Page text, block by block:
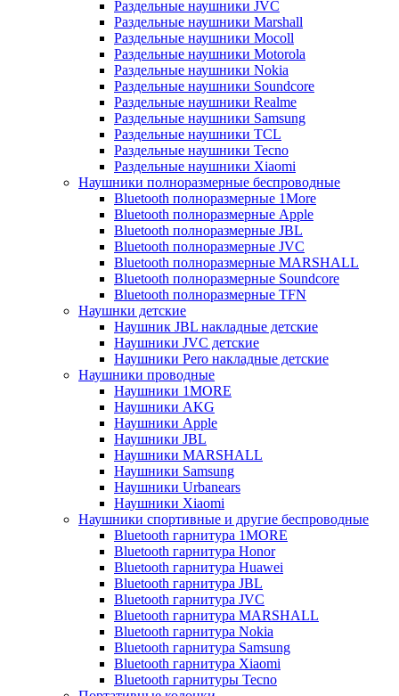
Раздельные наушники JVC
Раздельные наушники Marshall
Раздельные наушники Mocoll
Раздельные наушники Motorola
Раздельные наушники Nokia
Раздельные наушники Soundcore
Раздельные наушники Realme
Раздельные наушники Samsung
Раздельные наушники TCL
Раздельные наушники Tecno
Раздельные наушники Xiaomi
Наушники полноразмерные беспроводные
Bluetooth полноразмерные 1More
Bluetooth полноразмерные Apple
Bluetooth полноразмерные JBL
Bluetooth полноразмерные JVC
Bluetooth полноразмерные MARSHALL
Bluetooth полноразмерные Soundcore
Bluetooth полноразмерные TFN
Наушнки детские
Наушник JBL накладные детские
Наушники JVC детские
Наушники Pero накладные детские
Наушники проводные
Наушники 1MORE
Наушники AKG
Наушники Apple
Наушники JBL
Наушники MARSHALL
Наушники Samsung
Наушники Urbanears
Наушники Xiaomi
Наушники спортивные и другие беспроводные
Bluetooth гарнитура 1MORE
Bluetooth гарнитура Honor
Bluetooth гарнитура Huawei
Bluetooth гарнитура JBL
Bluetooth гарнитура JVC
Bluetooth гарнитура MARSHALL
Bluetooth гарнитура Nokia
Bluetooth гарнитура Samsung
Bluetooth гарнитура Xiaomi
Bluetooth гарнитуры Tecno